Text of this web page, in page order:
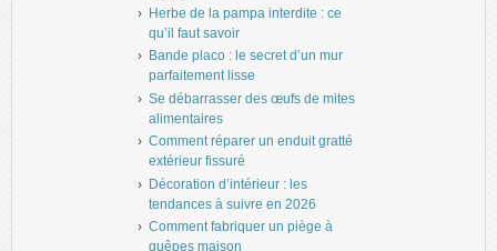
Herbe de la pampa interdite : ce
qu’il faut savoir
Bande placo : le secret d’un mur
parfaitement lisse
Se débarrasser des œufs de mites
alimentaires
Comment réparer un enduit gratté
extérieur fissuré
Décoration d’intérieur : les
tendances à suivre en 2026
Comment fabriquer un piège à
guêpes maison